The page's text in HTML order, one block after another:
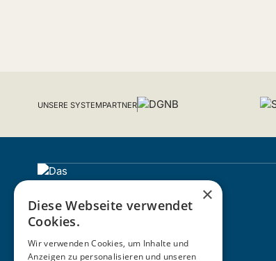
UNSERE SYSTEMPARTNER
×
Diese Webseite verwendet
Cookies.
Wir verwenden Cookies, um Inhalte und
Anzeigen zu personalisieren und unseren